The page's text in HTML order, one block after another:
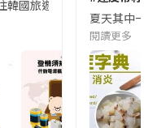
韓國旅遊的民眾，近期要
夏天其中一
閱讀更多